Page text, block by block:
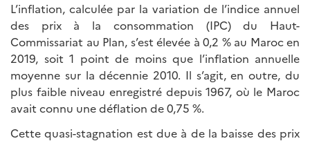
L’inflation, calculée par la variation de l’indice annuel
des prix à la consommation (IPC) du Haut-
Commissariat au Plan, s’est élevée à 0,2 % au Maroc en
2019, soit 1 point de moins que l’inflation annuelle
moyenne sur la décennie 2010. Il s’agit, en outre, du
plus faible niveau enregistré depuis 1967, où le Maroc
avait connu une déflation de 0,75 %.
Cette quasi-stagnation est due à de la baisse des prix